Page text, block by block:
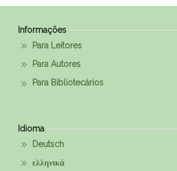
Informações
Para Leitores
Para Autores
Para Bibliotecários
Idioma
Deutsch
ελληνικά